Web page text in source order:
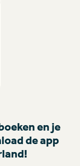
en je
de app